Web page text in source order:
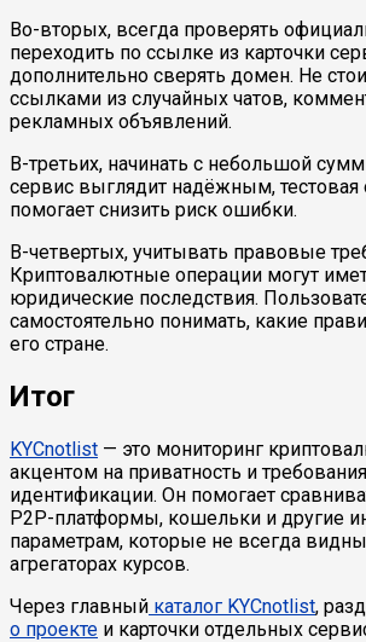
Во-вторых, всегда проверять
переходить по ссылке из карточки
дополнительно сверять домен. Не
ссылками из случайных чатов,
рекламных объявлений.
В-третьих, начинать с небольшой
сервис выглядит надёжным, тестовая
помогает снизить риск ошибки.
В-четвертых, учитывать правовые
Криптовалютные операции могут
юридические последствия.
самостоятельно понимать, какие
его стране.
Итог
KYCnotlist — это мониторинг
акцентом на приватность и
идентификации. Он помогает
P2P-платформы, кошельки и другие
параметрам, которые не всегда
агрегаторах курсов.
Через главный каталог KYCnotlist,
о проекте и карточки отдельных